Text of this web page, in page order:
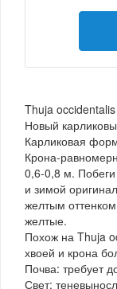
Thuja
Новый
Карликовая
Крона-
0,6-0,8 м.
и зимой
желтым
желтые.
Похож на Thuja
хвоей и крона
Почва: требует
Свет: